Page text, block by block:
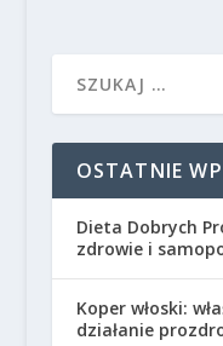
OSTATNIE
Dieta Dobrych
zdrowie i
Koper włoski:
działanie